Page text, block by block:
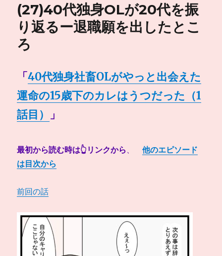
(27)40代独身OLが20代を振
り返るー退職願を出したとこ
ろ
「40代独身社畜OLがやっと出会えた
運命の15歳下のカレはうつだった（1
話目）
」
最初から読む時は👆リンクから 、他のエピソード
は目次から
前回の話